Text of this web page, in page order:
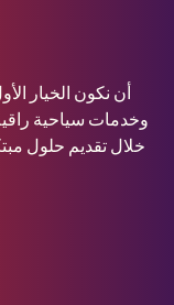
أن نكون الخيار
وخدمات سياحية
خلال تقديم حلول